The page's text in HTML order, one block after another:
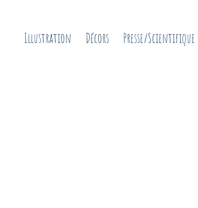
Illustration Décors Presse/Scientifique